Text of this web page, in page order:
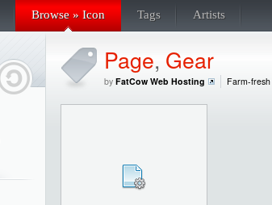
Browse » Icon Tags Artists
Page, Gear
by FatCow Web Hosting Farm-fresh